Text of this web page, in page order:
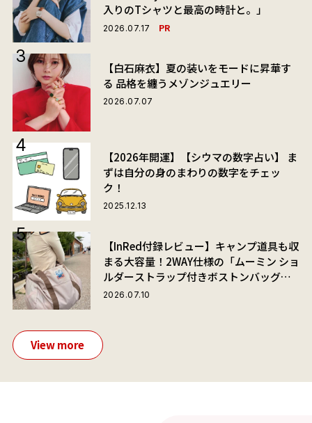
入りのTシャツと最高の時計と。」
2026.07.17 PR
【白石麻衣】夏の装いをモードに昇華す
る 品格を纏うメゾンジュエリー
2026.07.07
【2026年開運】【シウマの数字占い】 ま
ずは自分の身のまわりの数字をチェッ
ク！
2025.12.13
【InRed付録レビュー】キャンプ道具も収
まる大容量！2WAY仕様の「ムーミン ショ
ルダーストラップ付きボストンバッグ」
が夏旅におすすめな理由
2026.07.10
View more